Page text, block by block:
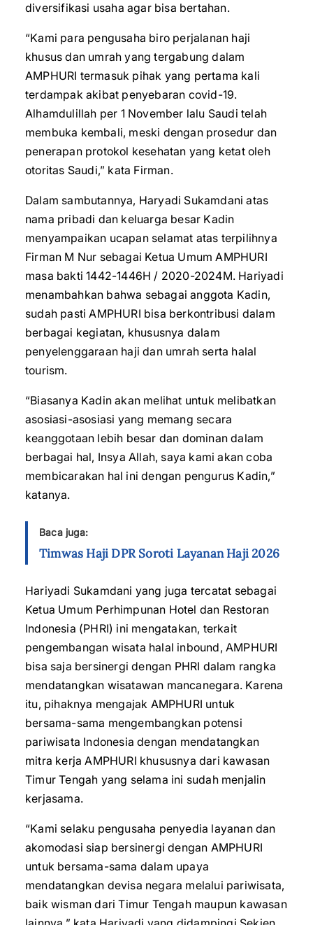
diversifikasi usaha agar bisa bertahan.
“Kami para pengusaha biro perjalanan haji
khusus dan umrah yang tergabung dalam
AMPHURI termasuk pihak yang pertama kali
terdampak akibat penyebaran covid-19.
Alhamdulillah per 1 November lalu Saudi telah
membuka kembali, meski dengan prosedur dan
penerapan protokol kesehatan yang ketat oleh
otoritas Saudi,” kata Firman.
Dalam sambutannya, Haryadi Sukamdani atas
nama pribadi dan keluarga besar Kadin
menyampaikan ucapan selamat atas terpilihnya
Firman M Nur sebagai Ketua Umum AMPHURI
masa bakti 1442-1446H / 2020-2024M. Hariyadi
menambahkan bahwa sebagai anggota Kadin,
sudah pasti AMPHURI bisa berkontribusi dalam
berbagai kegiatan, khususnya dalam
penyelenggaraan haji dan umrah serta halal
tourism.
“Biasanya Kadin akan melihat untuk melibatkan
asosiasi-asosiasi yang memang secara
keanggotaan lebih besar dan dominan dalam
berbagai hal, Insya Allah, saya kami akan coba
membicarakan hal ini dengan pengurus Kadin,”
katanya.
Baca juga:
Timwas Haji DPR Soroti Layanan Haji 2026
Hariyadi Sukamdani yang juga tercatat sebagai
Ketua Umum Perhimpunan Hotel dan Restoran
Indonesia (PHRI) ini mengatakan, terkait
pengembangan wisata halal inbound, AMPHURI
bisa saja bersinergi dengan PHRI dalam rangka
mendatangkan wisatawan mancanegara. Karena
itu, pihaknya mengajak AMPHURI untuk
bersama-sama mengembangkan potensi
pariwisata Indonesia dengan mendatangkan
mitra kerja AMPHURI khususnya dari kawasan
Timur Tengah yang selama ini sudah menjalin
kerjasama.
“Kami selaku pengusaha penyedia layanan dan
akomodasi siap bersinergi dengan AMPHURI
untuk bersama-sama dalam upaya
mendatangkan devisa negara melalui pariwisata,
baik wisman dari Timur Tengah maupun kawasan